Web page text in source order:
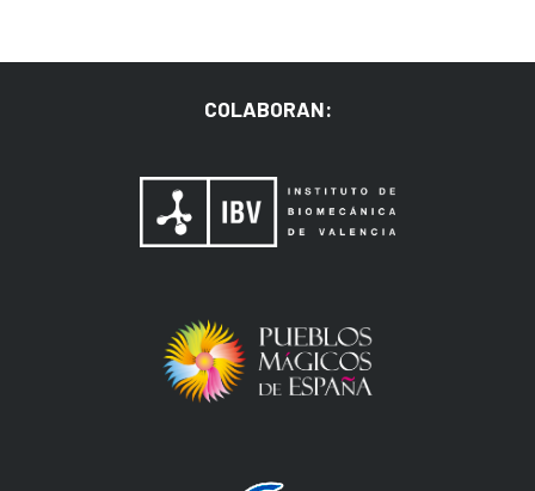
COLABORAN: